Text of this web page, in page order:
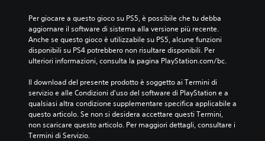
Per giocare a questo gioco su PS5, è possibile che tu debba
aggiornare il software di sistema alla versione più recente.
Anche se questo gioco è utilizzabile su PS5, alcune funzioni
disponibili su PS4 potrebbero non risultare disponibili. Per
ulteriori informazioni, consulta la pagina PlayStation.com/bc.
Il download del presente prodotto è soggetto ai Termini di
servizio e alle Condizioni d'uso del software di PlayStation e a
qualsiasi altra condizione supplementare specifica applicabile a
questo articolo. Se non si desidera accettare questi Termini,
non scaricare questo articolo. Per maggiori dettagli, consultare i
Termini di Servizio.